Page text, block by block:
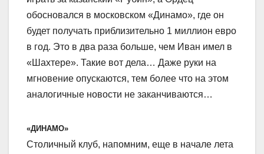
обосновался в московском «Динамо», где он
будет получать приблизительно 1 миллион евро
в год. Это в два раза больше, чем Иван имел в
«Шахтере». Такие вот дела… Даже руки на
мгновение опускаются, тем более что на этом
аналогичные новости не заканчиваются…
«ДИНАМО»
Столичный клуб, напомним, еще в начале лета